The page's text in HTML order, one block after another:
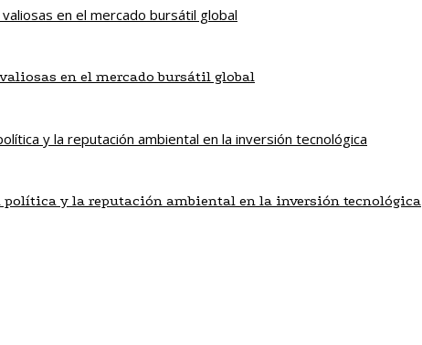
en el mercado bursátil global
y la reputación ambiental en la inversión tecnológica